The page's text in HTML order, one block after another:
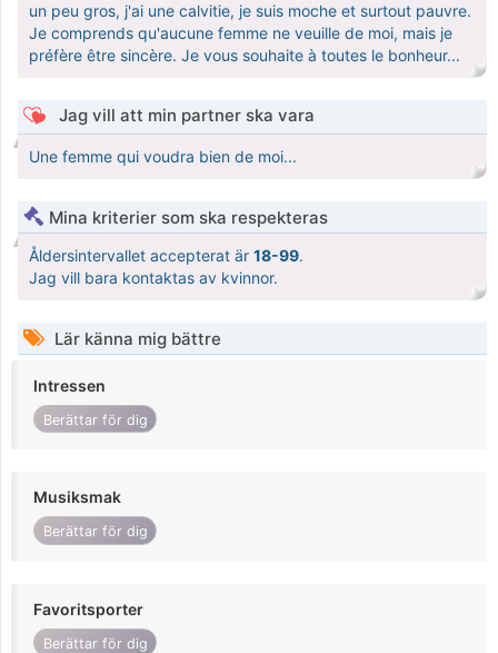
un peu gros, j'ai une calvitie, je suis moche et surtout pauvre.
Je comprends qu'aucune femme ne veuille de moi, mais je
préfère être sincère. Je vous souhaite à toutes le bonheur...
Jag vill att min partner ska vara
Une femme qui voudra bien de moi...
Mina kriterier som ska respekteras
Åldersintervallet accepterat är 18-99.
Jag vill bara kontaktas av kvinnor.
Lär känna mig bättre
Intressen
Berättar för dig
Musiksmak
Berättar för dig
Favoritsporter
Berättar för dig